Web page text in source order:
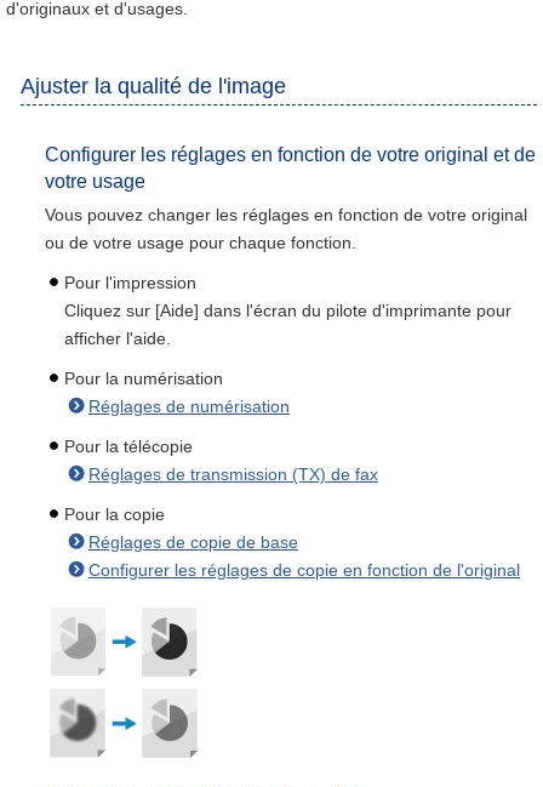
d'originaux et d'usages.
Ajuster la qualité de l'image
Configurer les réglages en fonction de votre original et de
votre usage
Vous pouvez changer les réglages en fonction de votre original
ou de votre usage pour chaque fonction.
Pour l'impression
Cliquez sur [Aide] dans l'écran du pilote d'imprimante pour
afficher l'aide.
Pour la numérisation
Réglages de numérisation
Pour la télécopie
Réglages de transmission (TX) de fax
Pour la copie
Réglages de copie de base
Configurer les réglages de copie en fonction de l'original